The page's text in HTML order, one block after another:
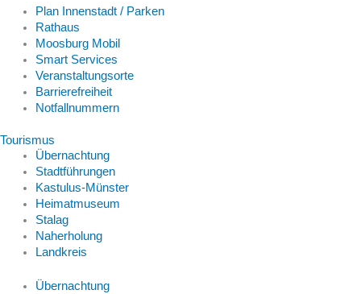
Plan Innenstadt / Parken
Rathaus
Moosburg Mobil
Smart Services
Veranstaltungsorte
Barrierefreiheit
Notfallnummern
Tourismus
Übernachtung
Stadtführungen
Kastulus-Münster
Heimatmuseum
Stalag
Naherholung
Landkreis
Übernachtung